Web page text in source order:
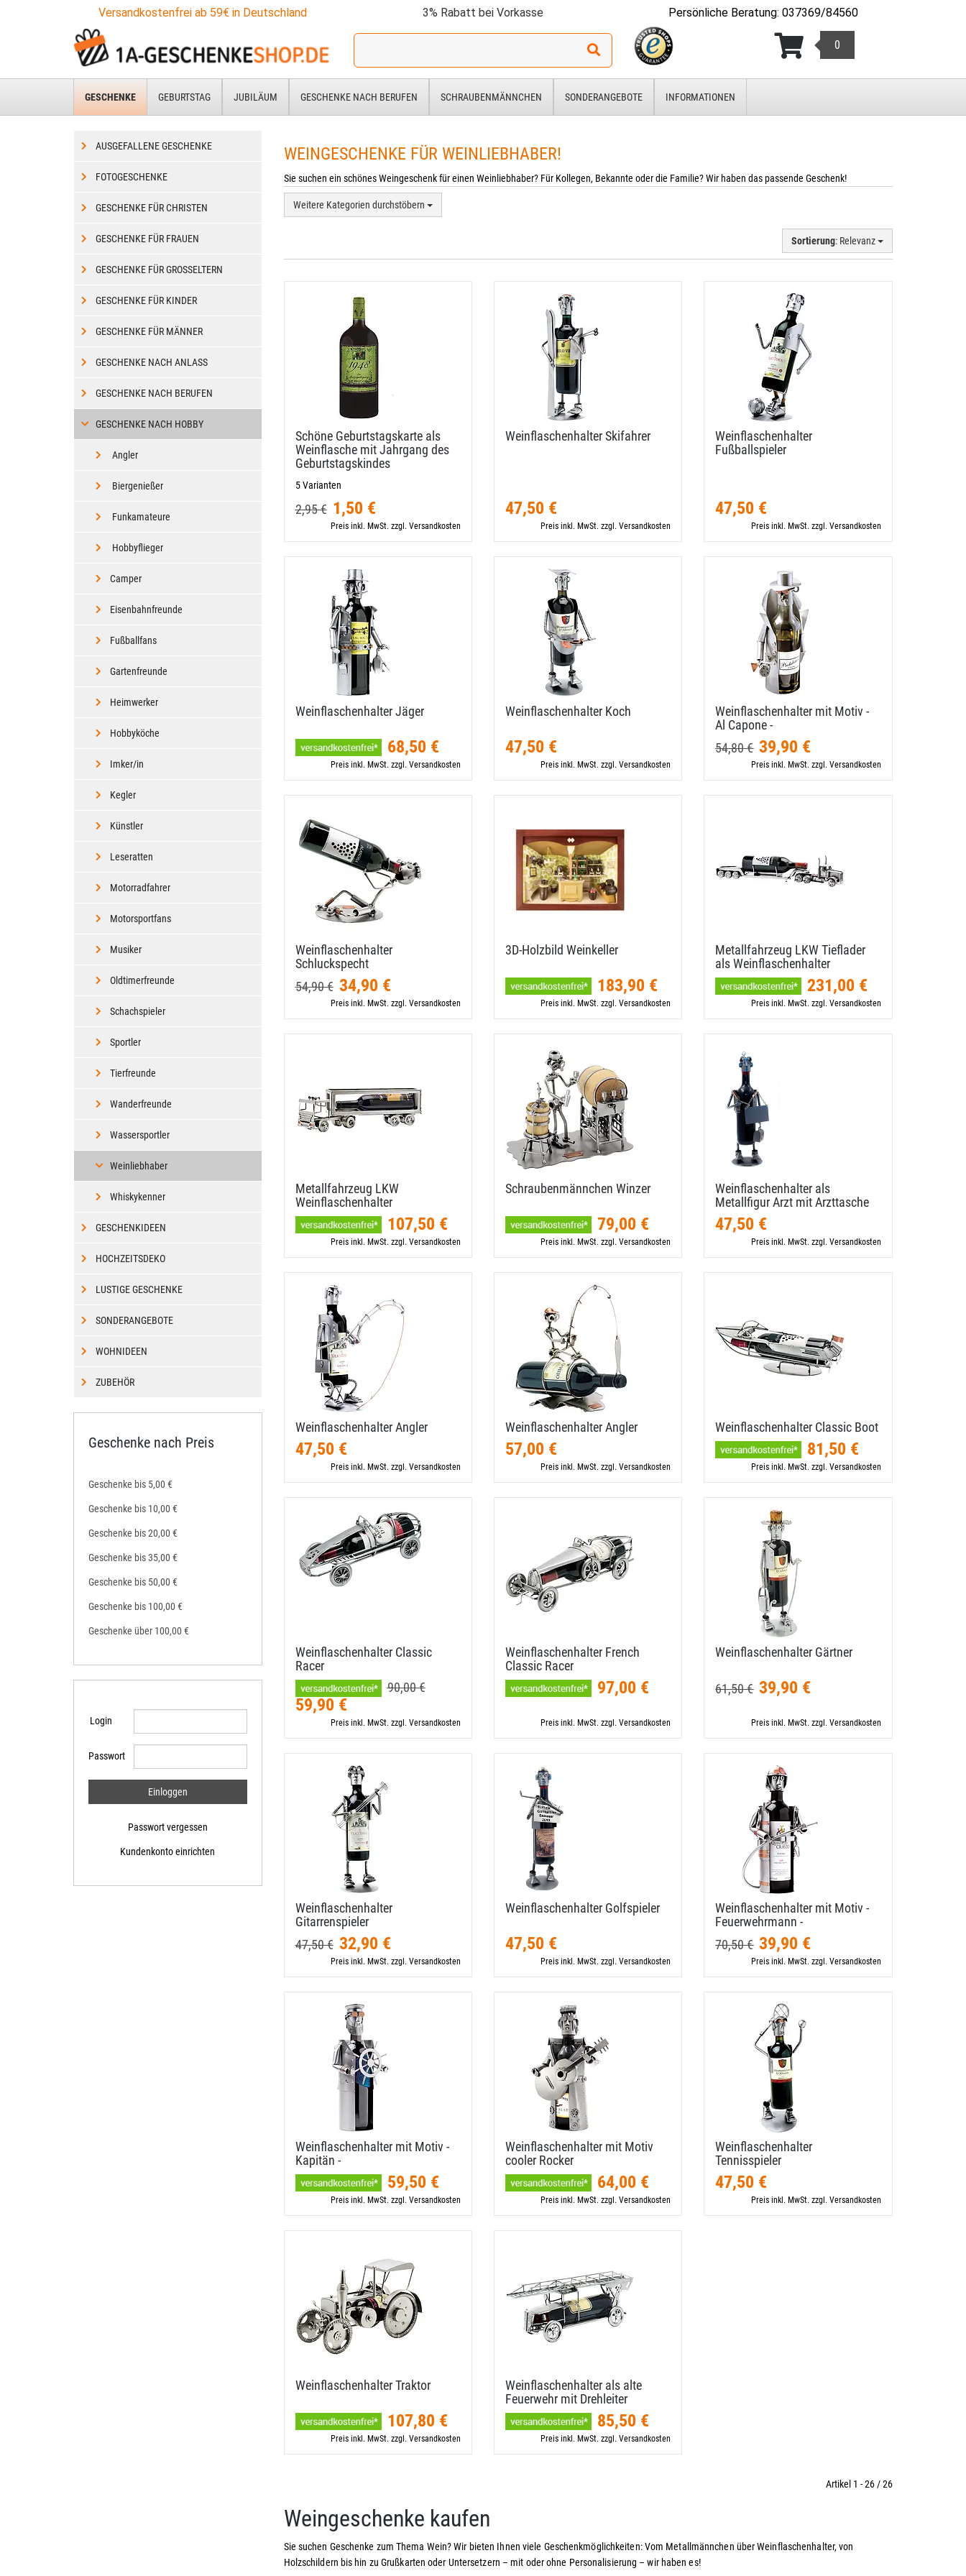
Versandkostenfrei ab 59€ in Deutschland 3% Rabatt bei Vorkasse Persönliche Beratung: 037369/84560
Ich
für:
0
GESCHENKE GEBURTSTAG JUBILÄUM GESCHENKE NACH BERUFEN SCHRAUBENMÄNNCHEN SONDERANGEBOTE INFORMATIONEN
WEINGESCHENKE FÜR WEINLIEBHABER!
Sie suchen ein schönes Weingeschenk für einen Weinliebhaber? Für Kollegen, Bekannte oder die Familie? Wir haben das passende Geschenk!
Weitere Kategorien durchstöbern
Sortierung: Relevanz
Schöne Geburtstagskarte als
Weinflasche mit Jahrgang des
Geburtstagskindes
5 Varianten
2,95 € 1,50 €
Preis inkl. MwSt. zzgl. Versandkosten
Weinflaschenhalter Skifahrer
47,50 €
Preis inkl. MwSt. zzgl. Versandkosten
Weinflaschenhalter
Fußballspieler
47,50 €
Preis inkl. MwSt. zzgl. Versandkosten
Weinflaschenhalter Jäger
68,50 €
Preis inkl. MwSt. zzgl. Versandkosten
Weinflaschenhalter Koch
47,50 €
Preis inkl. MwSt. zzgl. Versandkosten
Weinflaschenhalter mit Motiv -
Al Capone -
54,80 € 39,90 €
Preis inkl. MwSt. zzgl. Versandkosten
Weinflaschenhalter
Schluckspecht
54,90 € 34,90 €
Preis inkl. MwSt. zzgl. Versandkosten
3D-​Holzbild Weinkeller
183,90 €
Preis inkl. MwSt. zzgl. Versandkosten
Metallfahrzeug LKW Tieflader
als Weinflaschenhalter
231,00 €
Preis inkl. MwSt. zzgl. Versandkosten
Metallfahrzeug LKW
Weinflaschenhalter
107,50 €
Preis inkl. MwSt. zzgl. Versandkosten
Schraubenmännchen Winzer
79,00 €
Preis inkl. MwSt. zzgl. Versandkosten
Weinflaschenhalter als
Metallfigur Arzt mit Arzttasche
47,50 €
Preis inkl. MwSt. zzgl. Versandkosten
Weinflaschenhalter Angler
47,50 €
Preis inkl. MwSt. zzgl. Versandkosten
Weinflaschenhalter Angler
57,00 €
Preis inkl. MwSt. zzgl. Versandkosten
Weinflaschenhalter Classic Boot
81,50 €
Preis inkl. MwSt. zzgl. Versandkosten
Weinflaschenhalter Classic
Racer
90,00 €
59,90 €
Preis inkl. MwSt. zzgl. Versandkosten
Weinflaschenhalter French
Classic Racer
97,00 €
Preis inkl. MwSt. zzgl. Versandkosten
Weinflaschenhalter Gärtner
61,50 € 39,90 €
Preis inkl. MwSt. zzgl. Versandkosten
Weinflaschenhalter
Gitarrenspieler
47,50 € 32,90 €
Preis inkl. MwSt. zzgl. Versandkosten
Weinflaschenhalter Golfspieler
47,50 €
Preis inkl. MwSt. zzgl. Versandkosten
Weinflaschenhalter mit Motiv -
Feuerwehrmann -
70,50 € 39,90 €
Preis inkl. MwSt. zzgl. Versandkosten
Weinflaschenhalter mit Motiv -
Kapitän -
59,50 €
Preis inkl. MwSt. zzgl. Versandkosten
Weinflaschenhalter mit Motiv
cooler Rocker
64,00 €
Preis inkl. MwSt. zzgl. Versandkosten
Weinflaschenhalter
Tennisspieler
47,50 €
Preis inkl. MwSt. zzgl. Versandkosten
Weinflaschenhalter Traktor
107,80 €
Preis inkl. MwSt. zzgl. Versandkosten
Weinflaschenhalter als alte
Feuerwehr mit Drehleiter
85,50 €
Preis inkl. MwSt. zzgl. Versandkosten
Artikel 1 - 26 / 26
Weingeschenke kaufen
Sie suchen Geschenke zum Thema Wein? Wir bieten Ihnen viele Geschenkmöglichkeiten: Vom Metallmännchen über Weinflaschenhalter, von
Holzschildern bis hin zu Grußkarten oder Untersetzern – mit oder ohne Personalisierung – wir haben es!
AUSGEFALLENE GESCHENKE
FOTOGESCHENKE
GESCHENKE FÜR CHRISTEN
GESCHENKE FÜR FRAUEN
GESCHENKE FÜR GROSSELTERN
GESCHENKE FÜR KINDER
GESCHENKE FÜR MÄNNER
GESCHENKE NACH ANLASS
GESCHENKE NACH BERUFEN
GESCHENKE NACH HOBBY
Angler
Biergenießer
Funkamateure
Hobbyflieger
Camper
Eisenbahnfreunde
Fußballfans
Gartenfreunde
Heimwerker
Hobbyköche
Imker/in
Kegler
Künstler
Leseratten
Motorradfahrer
Motorsportfans
Musiker
Oldtimerfreunde
Schachspieler
Sportler
Tierfreunde
Wanderfreunde
Wassersportler
Weinliebhaber
Whiskykenner
GESCHENKIDEEN
HOCHZEITSDEKO
LUSTIGE GESCHENKE
SONDERANGEBOTE
WOHNIDEEN
ZUBEHÖR
Geschenke nach Preis
Geschenke bis 5,00 €
Geschenke bis 10,00 €
Geschenke bis 20,00 €
Geschenke bis 35,00 €
Geschenke bis 50,00 €
Geschenke bis 100,00 €
Geschenke über 100,00 €
Login
Passwort
Passwort vergessen
Kundenkonto einrichten